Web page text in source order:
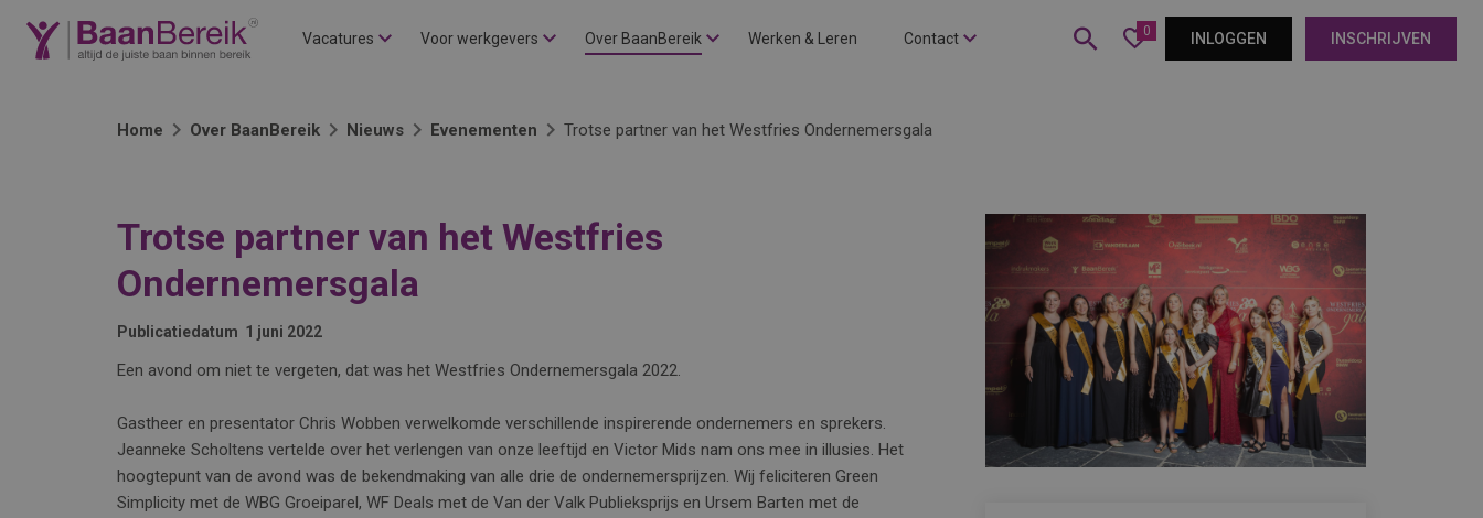
Vacatures Voor werkgevers Over BaanBereik Werken & Leren Contact 0 INLOGGEN INSCHRIJVEN
Home Over BaanBereik Nieuws Evenementen Trotse partner van het Westfries Ondernemersgala
Trotse partner van het Westfries
Ondernemersgala
Publicatiedatum 1 juni 2022
Een avond om niet te vergeten, dat was het Westfries Ondernemersgala 2022.
Gastheer en presentator Chris Wobben verwelkomde verschillende inspirerende ondernemers en sprekers.
Jeanneke Scholtens vertelde over het verlengen van onze leeftijd en Victor Mids nam ons mee in illusies. Het
hoogtepunt van de avond was de bekendmaking van alle drie de ondernemersprijzen. Wij feliciteren Green
Simplicity met de WBG Groeiparel, WF Deals met de Van der Valk Publieksprijs en Ursem Barten met de